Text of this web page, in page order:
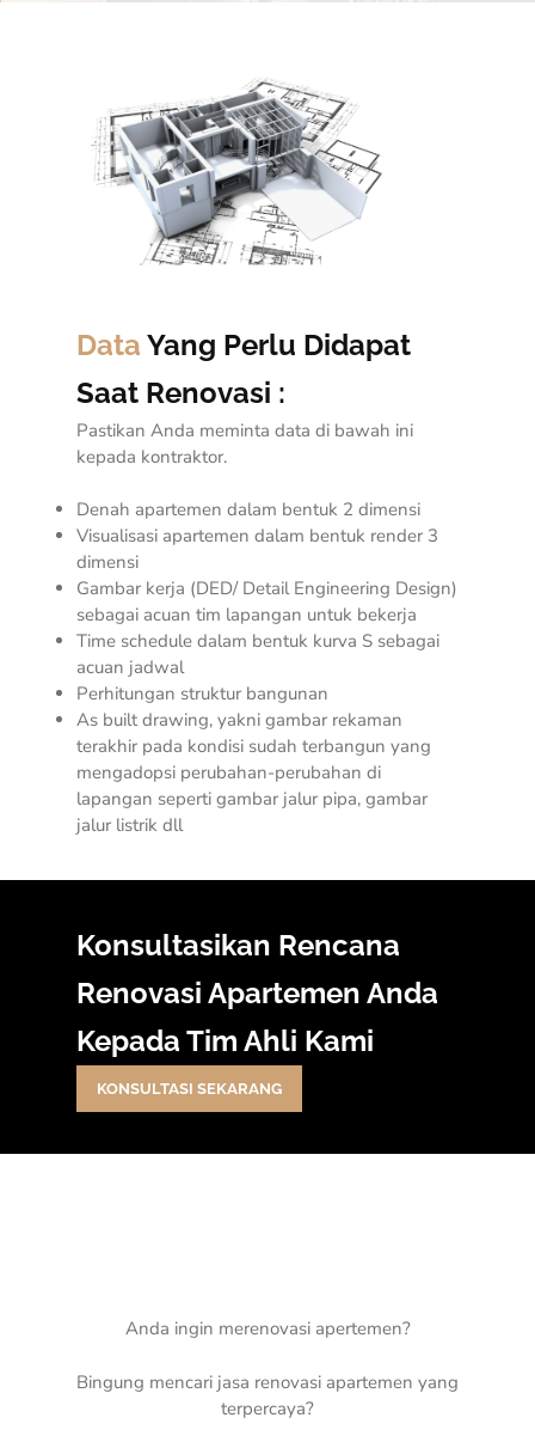
Data Yang Perlu Didapat
Saat Renovasi :
Pastikan Anda meminta data di bawah ini
kepada kontraktor.
Denah apartemen dalam bentuk 2 dimensi
Visualisasi apartemen dalam bentuk render 3
dimensi
Gambar kerja (DED/ Detail Engineering Design)
sebagai acuan tim lapangan untuk bekerja
Time schedule dalam bentuk kurva S sebagai
acuan jadwal
Perhitungan struktur bangunan
As built drawing, yakni gambar rekaman
terakhir pada kondisi sudah terbangun yang
mengadopsi perubahan-perubahan di
lapangan seperti gambar jalur pipa, gambar
jalur listrik dll
Konsultasikan Rencana
Renovasi Apartemen Anda
Kepada Tim Ahli Kami
KONSULTASI SEKARANG
Anda ingin merenovasi apertemen?
Bingung mencari jasa renovasi apartemen yang
terpercaya?